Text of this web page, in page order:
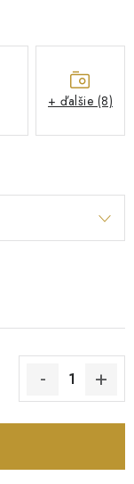
+ ďalšie (8)